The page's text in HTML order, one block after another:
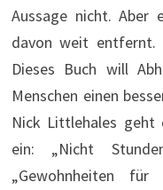
Aussage nicht. Aber
davon weit entfernt.
Dieses Buch will
Menschen einen
Nick Littlehales
ein: „Nicht
„Gewohnheiten